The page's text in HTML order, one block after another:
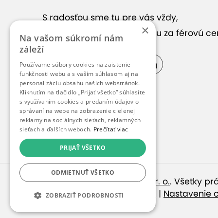
S radosťou sme tu pre vás vždy,
keď hľadáte správnu službu za férovú
© 2010 – 2026inspirago s. r. o.. Všetky
Ochrana osobných údajov | Nastavenie
×
Na vašom súkromí nám
záleží
Používame súbory cookies na zaistenie
funkčnosti webu a s vaším súhlasom aj na
personalizáciu obsahu našich webstránok.
Kliknutím na tlačidlo „Prijať všetko“ súhlasíte
s využívaním cookies a predaním údajov o
správaní na webe na zobrazenie cielenej
reklamy na sociálnych sieťach, reklamných
sieťach a ďalších weboch. Prečítať viac
PRIJAŤ VŠETKO
ODMIETNUŤ VŠETKO
ZOBRAZIŤ PODROBNOSTI